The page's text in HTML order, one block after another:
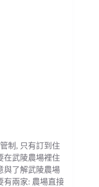
制, 只有訂到住
在武陵農場裡住
與了解武陵農場
有兩家: 農場直接